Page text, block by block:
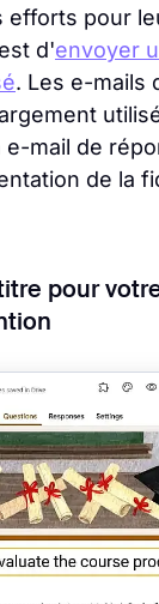
efforts pour
d'envoyer
. Les e-mails
mail de
de la
pour